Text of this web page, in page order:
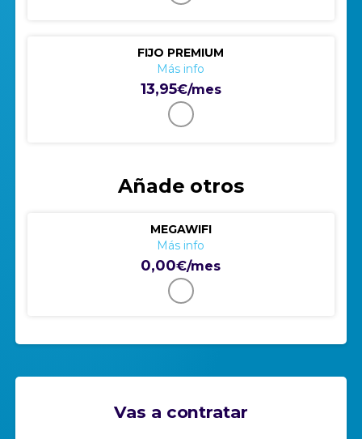
FIJO PREMIUM
Más info
13,95€/mes
Añade otros
MEGAWIFI
Más info
0,00€/mes
Vas a contratar